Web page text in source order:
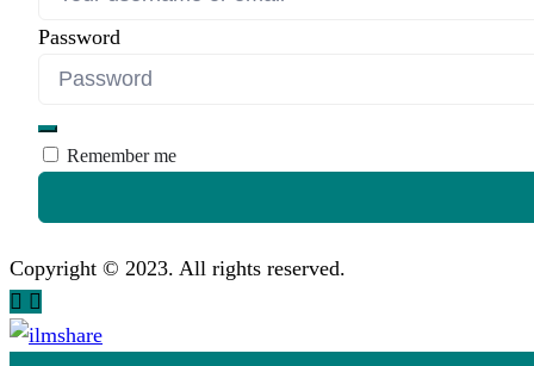
Password
Remember me
Copyright © 2023. All rights reserved.